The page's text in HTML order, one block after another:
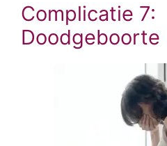
Complicatie 7:
Doodgeboorte